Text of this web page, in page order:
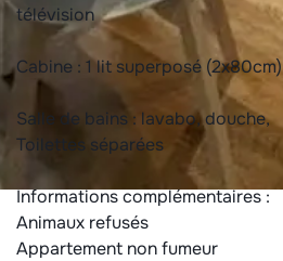
télévision
Cabine : 1 lit superposé (2x80cm)
Salle de bains : lavabo, douche,
Toilettes séparées
Informations complémentaires :
Animaux refusés
Appartement non fumeur